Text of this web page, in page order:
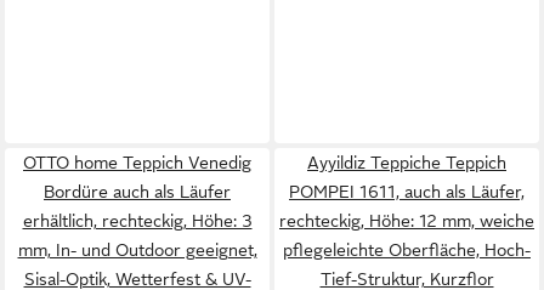
OTTO home Teppich Venedig
Bordüre auch als Läufer
erhältlich, rechteckig, Höhe: 3
mm, In- und Outdoor geeignet,
Sisal-Optik, Wetterfest & UV-
Ayyildiz Teppiche Teppich
POMPEI 1611, auch als Läufer,
rechteckig, Höhe: 12 mm, weiche
pflegeleichte Oberfläche, Hoch-
Tief-Struktur, Kurzflor